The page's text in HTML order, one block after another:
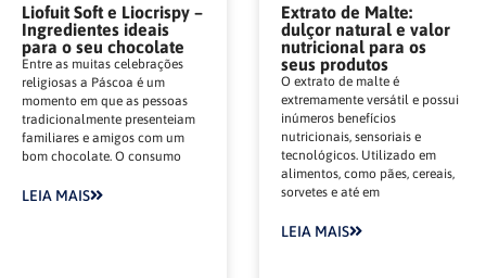
Liofuit Soft e Liocrispy –
Ingredientes ideais
para o seu chocolate
Entre as muitas celebrações
religiosas a Páscoa é um
momento em que as pessoas
tradicionalmente presenteiam
familiares e amigos com um
bom chocolate. O consumo
LEIA MAIS
Extrato de Malte:
dulçor natural e valor
nutricional para os
seus produtos
O extrato de malte é
extremamente versátil e possui
inúmeros benefícios
nutricionais, sensoriais e
tecnológicos. Utilizado em
alimentos, como pães, cereais,
sorvetes e até em
LEIA MAIS